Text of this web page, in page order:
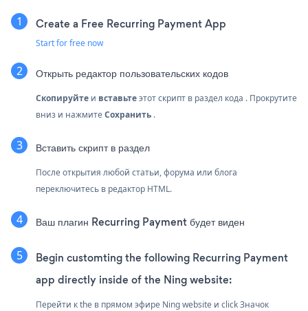
Create a Free Recurring Payment App
Start for free now
Открыть редактор пользовательских кодов
Скопируйте и вставьтеэтот скрипт в раздел кода . Прокрутите
вниз и нажмитеСохранить .
Вставить скрипт в раздел
После открытия любой статьи, форума или блога
переключитесь в редактор HTML.
Ваш плагин Recurring Payment будет виден
Begin customting the following Recurring Payment
app directly inside of the Ning website:
Перейти к the в прямом эфире Ning website и click Значок